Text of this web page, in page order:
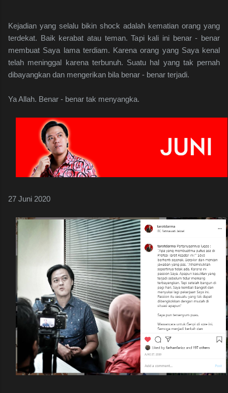
Kejadian yang selalu bikin shock adalah kematian orang yang
terdekat. Baik kerabat atau teman. Tapi kali ini benar - benar
membuat Saya lama terdiam. Karena orang yang Saya kenal
telah meninggal karena terbunuh. Suatu hal yang tak pernah
dibayangkan dan mengerikan bila benar - benar terjadi.
Ya Allah. Benar - benar tak menyangka.
27 Juni 2020